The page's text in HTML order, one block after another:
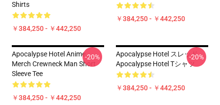
Shirts
￥384,250 - ￥442,250
￥384,250 - ￥442,250
Apocalypse Hotel Anime
Merch Crewneck Man Short
Sleeve Tee
￥384,250 - ￥442,250
-20%
Apocalypse Hotel スレッド
Apocalypse Hotel Tシャツ
￥384,250 - ￥442,250
-20%